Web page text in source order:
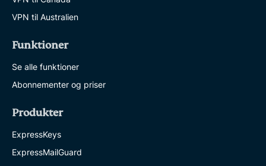
VPN til Australien
Funktioner
Se alle funktioner
Abonnementer og priser
Produkter
ExpressKeys
ExpressMailGuard